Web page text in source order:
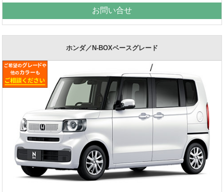
お問い合せ
ホンダ／N-BOXベースグレード